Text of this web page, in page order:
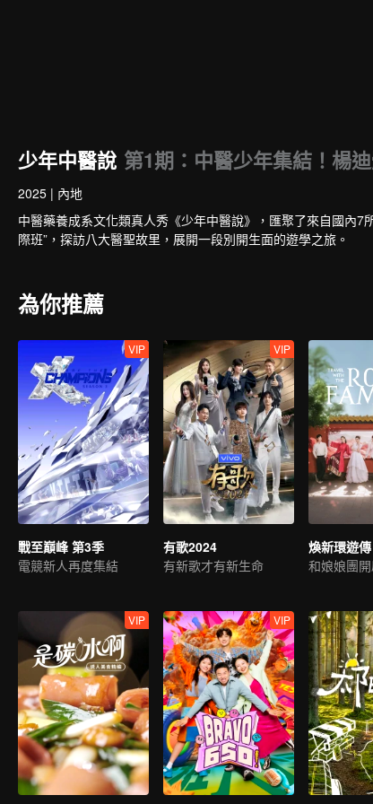
少年中醫說 第1期：中醫少年集結！楊
2025 | 內地
中醫藥養成系文化類真人秀《少年中醫說》，匯聚了來自國內
際班”，探訪八大醫聖故里，展開一段別開生面的遊學之旅。
為你推薦
VIP
戰至巔峰 第3季
電競新人再度集結
VIP
有歌2024
有新歌才有新生命
煥新環遊傳
和娘娘團
VIP VIP